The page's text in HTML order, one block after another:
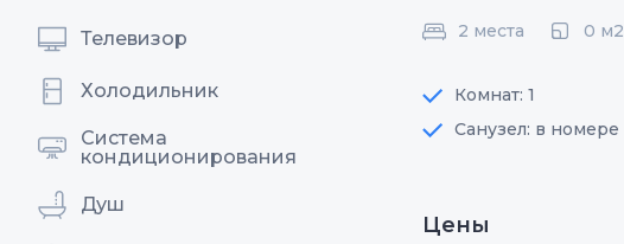
Телевизор
Холодильник
Система
кондиционирования
Душ
2 места 0 м2
Комнат: 1
Санузел: в номере
Цены